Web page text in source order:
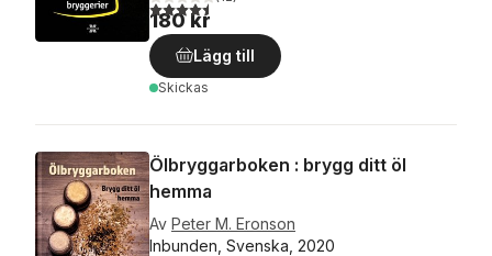
4,5utav 5 stjärnor. Totalt antal röster:
180 kr
Lägg till
Skickas
Ölbryggarboken : brygg ditt öl
hemma
Av Peter M. Eronson
Inbunden, Svenska, 2020